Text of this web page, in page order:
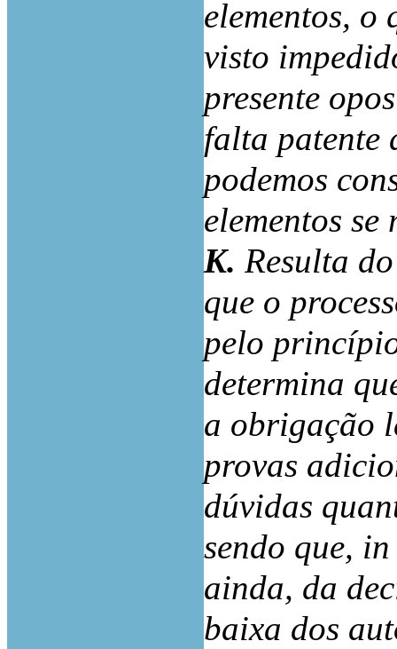
elementos, o
visto
presente
falta patente
podemos
elementos se
K.Resulta
que o
pelo
determina
a obrigação
provas
dúvidas
sendo que,
ainda, da
baixa dos